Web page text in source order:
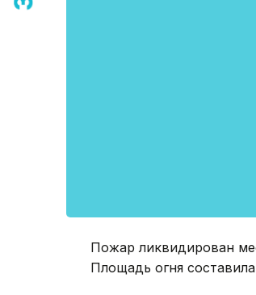
Пожар ликвидирован
Площадь огня